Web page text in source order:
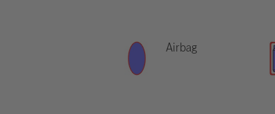
Airbag